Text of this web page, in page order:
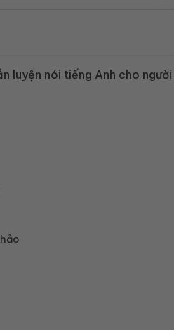
luyện nói tiếng Anh cho